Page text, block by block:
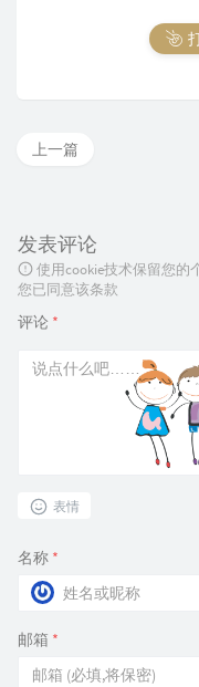
上一篇
发表评论
使用cookie技术保留您的
您已同意该条款
评论 *
表情
名称 *
邮箱 *